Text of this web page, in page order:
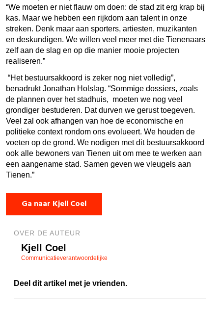
“We moeten er niet flauw om doen: de stad zit erg krap bij
kas. Maar we hebben een rijkdom aan talent in onze
streken. Denk maar aan sporters, artiesten, muzikanten
en deskundigen. We willen veel meer met die Tienenaars
zelf aan de slag en op die manier mooie projecten
realiseren.”
“Het bestuursakkoord is zeker nog niet volledig”,
benadrukt Jonathan Holslag. “Sommige dossiers, zoals
de plannen over het stadhuis, moeten we nog veel
grondiger bestuderen. Dat durven we gerust toegeven.
Veel zal ook afhangen van hoe de economische en
politieke context rondom ons evolueert. We houden de
voeten op de grond. We nodigen met dit bestuursakkoord
ook alle bewoners van Tienen uit om mee te werken aan
een aangename stad. Samen geven we vleugels aan
Tienen.”
Ga naar Kjell Coel
OVER DE AUTEUR
Kjell Coel
Communicatieverantwoordelijke
Deel dit artikel met je vrienden.